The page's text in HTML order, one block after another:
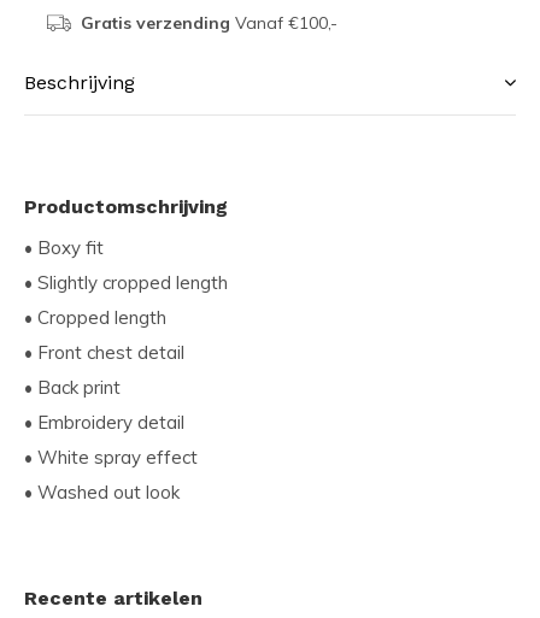
Gratis verzending Vanaf €100,-
Beschrijving
Productomschrijving
• Boxy fit
• Slightly cropped length
• Cropped length
• Front chest detail
• Back print
• Embroidery detail
• White spray effect
• Washed out look
Recente artikelen